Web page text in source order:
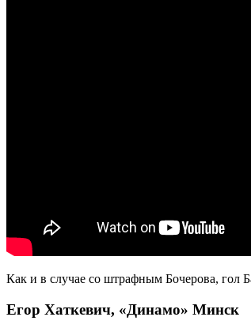
Как и в случае со штрафным Бочерова, гол
Егор Хаткевич, «Динамо» Минск